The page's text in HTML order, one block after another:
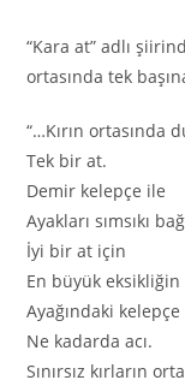
“Kara at” adlı
ortasında tek
“…Kırın ortasında
Tek bir at.
Demir kelepçe ile
Ayakları sımsıkı
İyi bir at için
En büyük eksikliğin
Ayağındaki kelepçe
Ne kadarda acı.
Sınırsız kırların